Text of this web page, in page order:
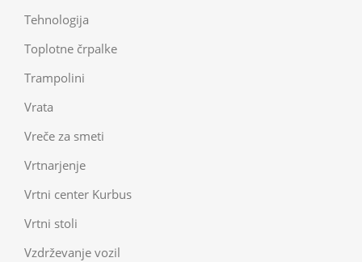
Tehnologija
Toplotne črpalke
Trampolini
Vrata
Vreče za smeti
Vrtnarjenje
Vrtni center Kurbus
Vrtni stoli
Vzdrževanje vozil